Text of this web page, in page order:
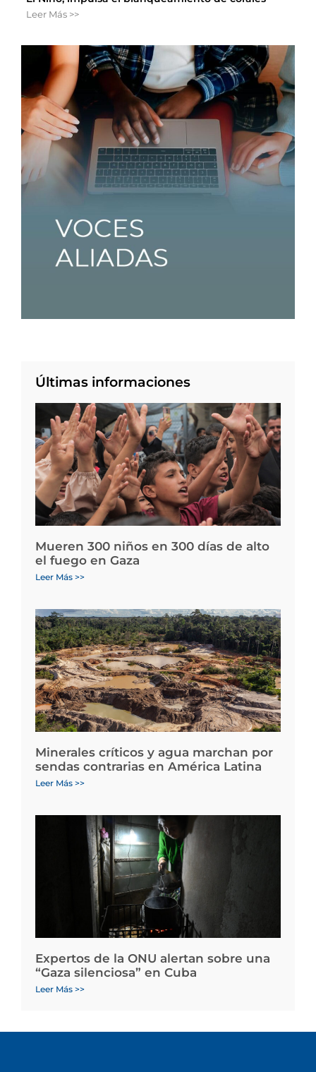
Leer Más >>
Últimas informaciones
Mueren 300 niños en 300 días de alto
el fuego en Gaza
Leer Más >>
Minerales críticos y agua marchan por
sendas contrarias en América Latina
Leer Más >>
Expertos de la ONU alertan sobre una
“Gaza silenciosa” en Cuba
Leer Más >>